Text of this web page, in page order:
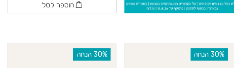
הוספה לסל
‫30% הנחה ‫30% הנחה